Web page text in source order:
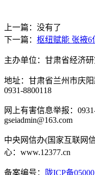
上一篇：没有了
下一篇： 枢纽赋能 张掖
主办单位：甘肃省经济
地址：甘肃省兰州市庆阳
0931-8800118
网上有害信息举报：
gseiadmin@163.com
中央网信办(国家互联网
心：www.12377.cn
备案编号： 陇ICP备